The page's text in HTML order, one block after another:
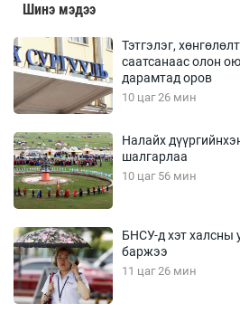
Шинэ мэдээ
Тэтгэлэг,
саатсанаас олон
дарамтад оров
10 цаг 26 мин
Налайх
шалгарлаа
10 цаг 56 мин
БНСУ-д хэт халсны
баржээ
11 цаг 26 мин